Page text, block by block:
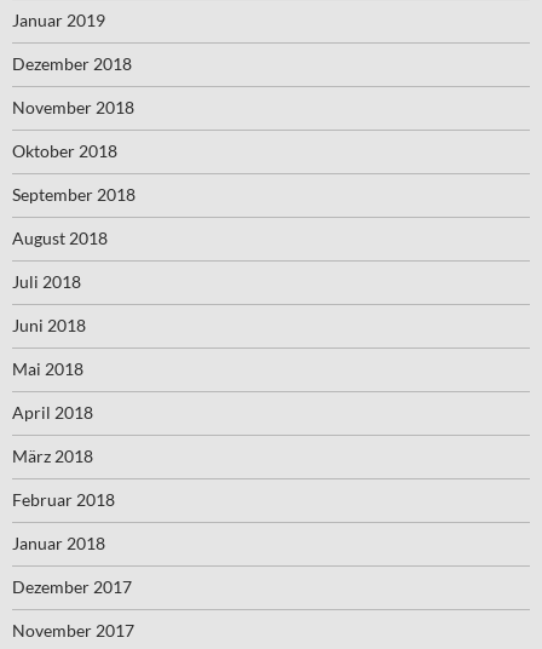
Januar 2019
Dezember 2018
November 2018
Oktober 2018
September 2018
August 2018
Juli 2018
Juni 2018
Mai 2018
April 2018
März 2018
Februar 2018
Januar 2018
Dezember 2017
November 2017